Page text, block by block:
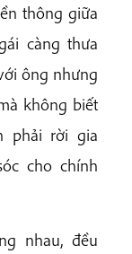
thông giữa
càng thưa
ông nhưng
không biết
phải rời gia
cho chính
nhau, đều